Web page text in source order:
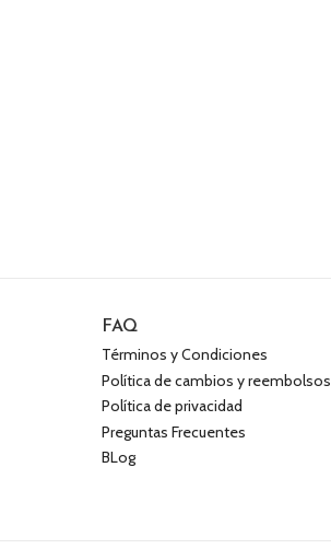
FAQ
Términos y Condiciones
Política de cambios y reembolsos
Política de privacidad
Preguntas Frecuentes
BLog